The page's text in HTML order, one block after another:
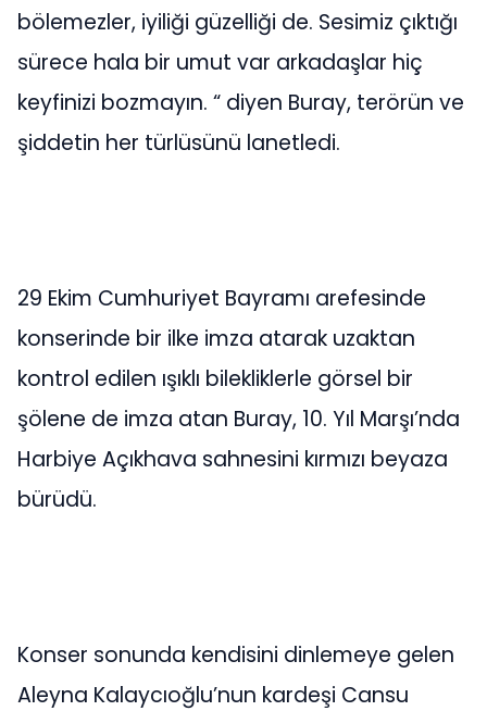
bölemezler, iyiliği güzelliği de. Sesimiz çıktığı
sürece hala bir umut var arkadaşlar hiç
keyfinizi bozmayın. “ diyen Buray, terörün ve
şiddetin her türlüsünü lanetledi.
29 Ekim Cumhuriyet Bayramı arefesinde
konserinde bir ilke imza atarak uzaktan
kontrol edilen ışıklı bilekliklerle görsel bir
şölene de imza atan Buray, 10. Yıl Marşı’nda
Harbiye Açıkhava sahnesini kırmızı beyaza
bürüdü.
Konser sonunda kendisini dinlemeye gelen
Aleyna Kalaycıoğlu’nun kardeşi Cansu